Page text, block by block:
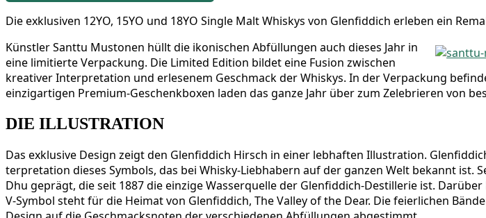
Die exklu­si­ven 12YO, 15YO und 18YO Sin­gle Malt Whis­kys von Glen­fid­dich erle­ben ein
Künst­ler Sant­tu Mus­to­nen hüllt die iko­ni­schen Abfül­lun­gen auch die­ses Jahr in
eine limi­tier­te Ver­pa­ckung. Die Limi­t­ed Edi­ti­on bil­det eine Fusi­on zwi­schen
krea­ti­ver Inter­pre­ta­ti­on und erle­se­nem Geschmack der Whis­kys. In der Ver­pa­ckung
ein­zig­ar­ti­gen Pre­mi­um-Geschenk­bo­xen laden das gan­ze Jahr über zum Zele­brie­ren von
DIE ILLUSTRATION
Das exklu­si­ve Design zeigt den Glen­fid­dich Hirsch in einer leb­haf­ten Illus­tra­ti­on.
ter­pre­ta­ti­on die­ses Sym­bols, das bei Whis­ky-Lieb­ha­bern auf der gan­zen Welt bekannt
Dhu geprägt, die seit 1887 die ein­zi­ge Was­ser­quel­le der Glen­fid­dich-Destil­le­rie ist.
V‑Symbol steht für die Hei­mat von Glen­fid­dich, The Val­ley of the Dear. Die fei­er­li­chen